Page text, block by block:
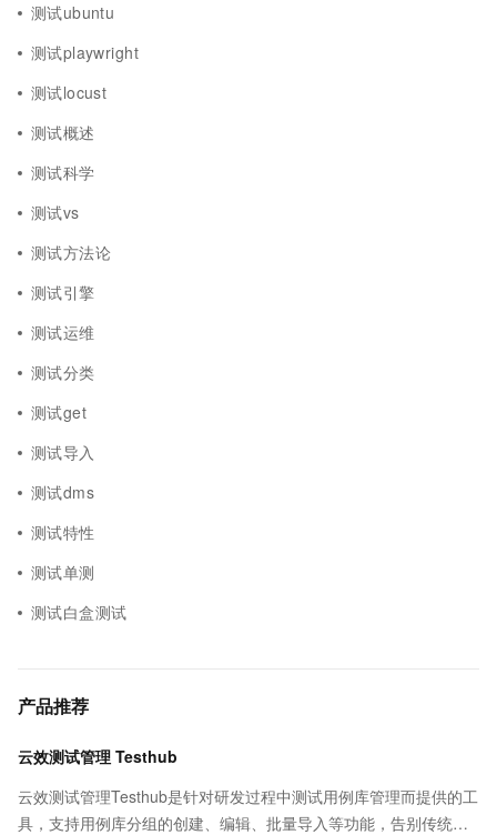
测试ubuntu
测试playwright
测试locust
测试概述
测试科学
测试vs
测试方法论
测试引擎
测试运维
测试分类
测试get
测试导入
测试dms
测试特性
测试单测
测试白盒测试
产品推荐
云效测试管理 Testhub
云效测试管理Testhub是针对研发过程中测试用例库管理而提供的工
具，支持用例库分组的创建、编辑、批量导入等功能，告别传统项